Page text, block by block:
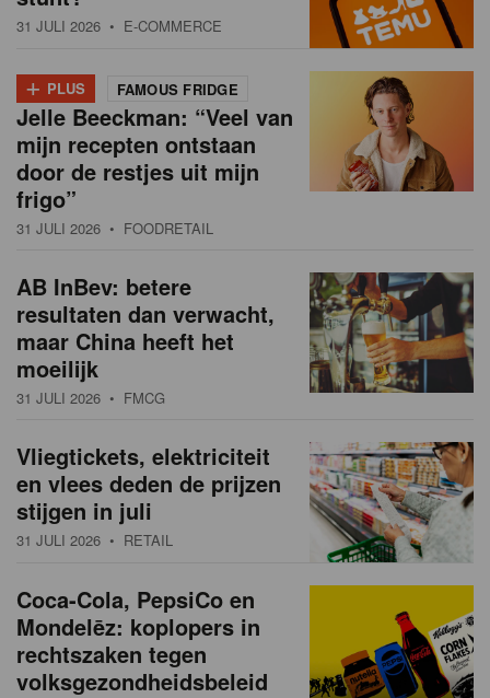
31 JULI 2026 • E-COMMERCE
+ PLUS FAMOUS FRIDGE
Jelle Beeckman: “Veel van
mijn recepten ontstaan
door de restjes uit mijn
frigo”
31 JULI 2026 • FOODRETAIL
AB InBev: betere
resultaten dan verwacht,
maar China heeft het
moeilijk
31 JULI 2026 • FMCG
Vliegtickets, elektriciteit
en vlees deden de prijzen
stijgen in juli
31 JULI 2026 • RETAIL
Coca-Cola, PepsiCo en
Mondelēz: koplopers in
rechtszaken tegen
volksgezondheidsbeleid